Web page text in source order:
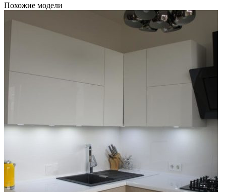
Похожие модели